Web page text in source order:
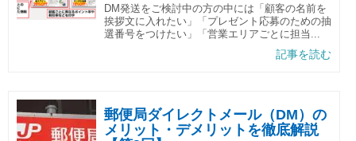
DM発送をご検討中の方の中には「顧客の名前を
挨拶文に入れたい」「プレゼント応募のための抽
選番号をつけたい」「営業エリアごとに担当...
記事を読む
郵便局ダイレクトメール（DM）の
メリット・デメリットを徹底解説